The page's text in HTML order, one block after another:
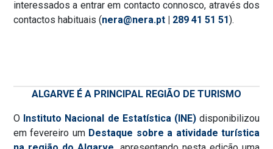
interessados a entrar em contacto connosco, através dos
contactos habituais (nera@nera.pt | 289 41 51 51).
ALGARVE É A PRINCIPAL REGIÃO DE TURISMO
O Instituto Nacional de Estatística (INE)disponibilizou
em fevereiro um Destaque sobre a atividade turística